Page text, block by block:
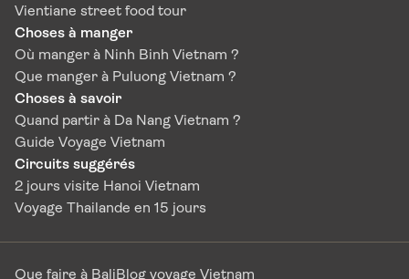
Vientiane street food tour
Choses à manger
Où manger à Ninh Binh Vietnam ?
Que manger à Puluong Vietnam ?
Choses à savoir
Quand partir à Da Nang Vietnam ?
Guide Voyage Vietnam
Circuits suggérés
2 jours visite Hanoi Vietnam
Voyage Thailande en 15 jours
Que faire à BaliBlog voyage Vietnam